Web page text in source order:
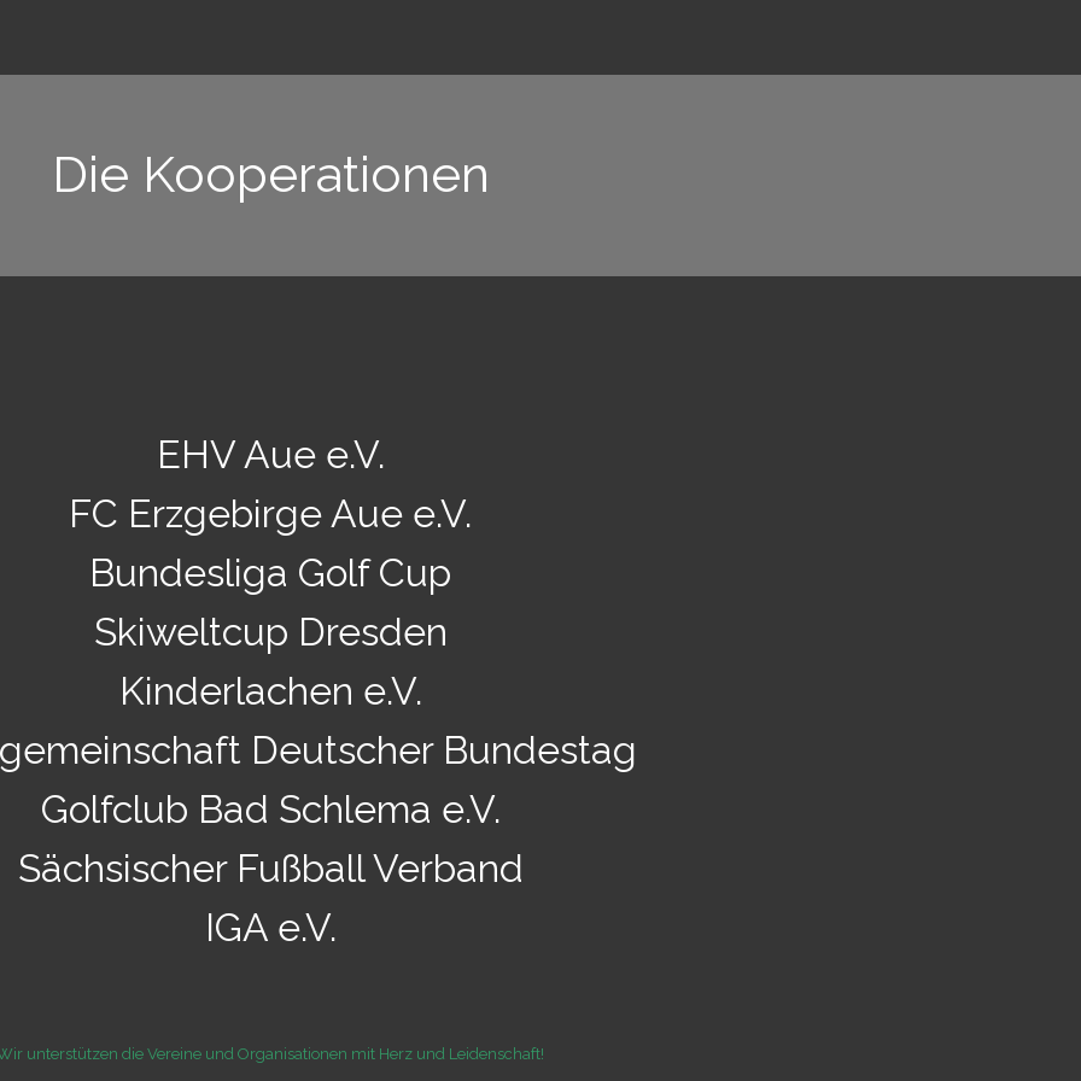
Die Kooperationen
EHV Aue e.V.
FC Erzgebirge Aue e.V.
Bundesliga Golf Cup
Skiweltcup Dresden
Kinderlachen e.V.
Deutscher Bundestag
Golfclub Bad Schlema e.V.
Sächsischer Fußball Verband
IGA e.V.
unterstützen die Vereine und Organisationen mit Herz und Leidenschaft!